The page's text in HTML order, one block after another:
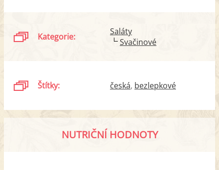
Kategorie:
Saláty
Svačinové
Štítky: česká bezlepkové
NUTRIČNÍ HODNOTY